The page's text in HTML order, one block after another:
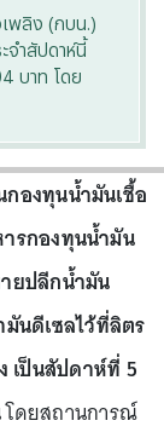
พลิง (กบน.)
จำสัปดาห์นี้
บาท โดย
องทุนน้ำมันเชื้อ
รกองทุนน้ำมัน
ยปลีกน้ำมัน
นดีเซลไว้ที่ลิตร
เป็นสัปดาห์ที่ 5
โดยสถานการณ์